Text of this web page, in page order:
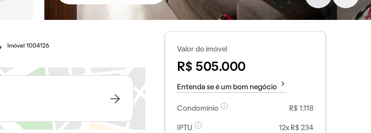
Imóvel 1004126 Valor do imóvel
R$ 505.000
Entenda se é um bom negócio
Condomínio R$ 1.118
IPTU 12x R$ 234